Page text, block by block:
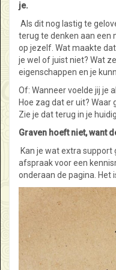
je.
Als dit nog lastig te
terug te denken aan een
op jezelf. Wat maakte
je wel of juist niet? Wat
eigenschappen en je
Of: Wanneer voelde jij je
Hoe zag dat er uit? Waar
Zie je dat terug in je
Graven hoeft niet, want
Kan je wat extra support
afspraak voor een
onderaan de pagina. Het